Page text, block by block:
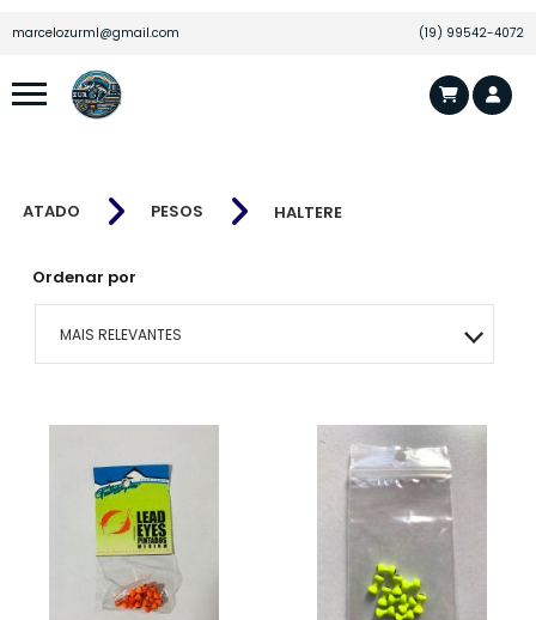
marcelozurml@gmail.com (19) 99542-4072
ATADO PESOS HALTERE
Ordenar por
MAIS RELEVANTES
MAIOR PREÇO